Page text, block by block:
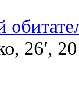
26′,